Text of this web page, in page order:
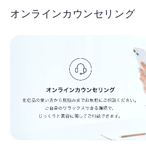
オンラインカウンセリング